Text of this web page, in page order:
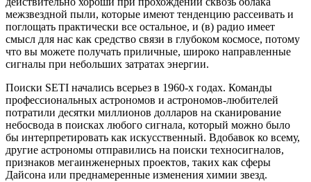
межзвездной пыли, которые имеют тенденцию рассеивать и
поглощать практически все остальное, и (в) радио имеет
смысл для нас как средство связи в глубоком космосе, потому
что вы можете получать приличные, широко направленные
сигналы при небольших затратах энергии.
Поиски SETI начались всерьез в 1960-х годах. Команды
профессиональных астрономов и астрономов-любителей
потратили десятки миллионов долларов на сканирование
небосвода в поисках любого сигнала, который можно было
бы интерпретировать как искусственный. Вдобавок ко всему,
другие астрономы отправились на поиски техносигналов,
признаков мегаинженерных проектов, таких как сферы
Дайсона или преднамеренные изменения химии звезд.